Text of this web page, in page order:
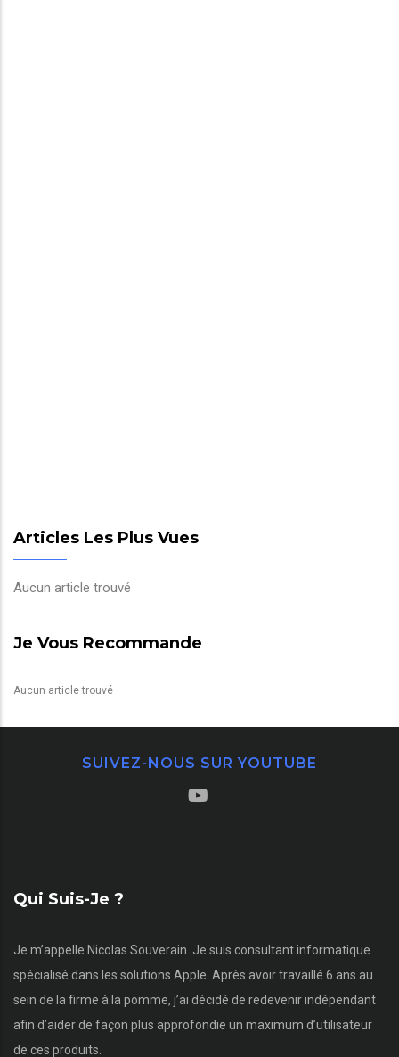
Articles Les Plus Vues
Aucun article trouvé
Je Vous Recommande
Aucun article trouvé
SUIVEZ-NOUS SUR YOUTUBE
Qui Suis-Je ?
Je m’appelle Nicolas Souverain. Je suis consultant informatique
spécialisé dans les solutions Apple. Après avoir travaillé 6 ans au
sein de la firme à la pomme, j’ai décidé de redevenir indépendant
afin d’aider de façon plus approfondie un maximum d’utilisateur
de ces produits.